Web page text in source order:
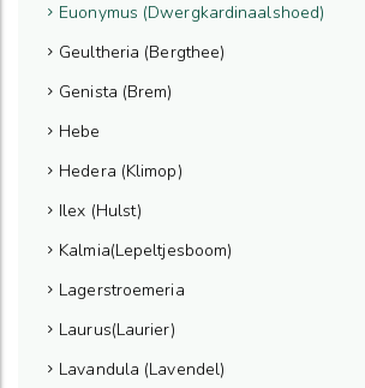
Euonymus (Dwergkardinaalshoed)
Geultheria (Bergthee)
Genista (Brem)
Hebe
Hedera (Klimop)
Ilex (Hulst)
Kalmia(Lepeltjesboom)
Lagerstroemeria
Laurus(Laurier)
Lavandula (Lavendel)